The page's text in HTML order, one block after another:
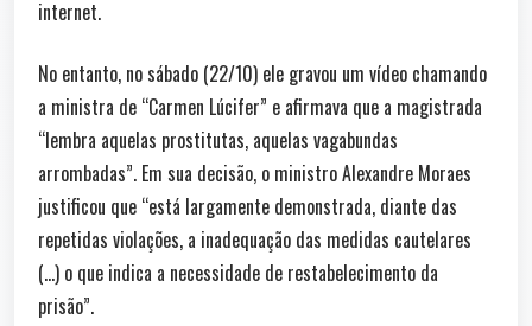
internet.
No entanto, no sábado (22/10) ele gravou um vídeo chamando
a ministra de “Carmen Lúcifer” e afirmava que a magistrada
“lembra aquelas prostitutas, aquelas vagabundas
arrombadas”. Em sua decisão, o ministro Alexandre Moraes
justificou que “está largamente demonstrada, diante das
repetidas violações, a inadequação das medidas cautelares
(…) o que indica a necessidade de restabelecimento da
prisão”.